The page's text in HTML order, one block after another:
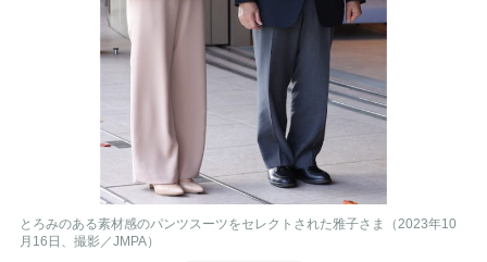
とろみのある素材感のパンツスーツをセレクトされた雅子さま（2023年10
月16日、撮影／JMPA）